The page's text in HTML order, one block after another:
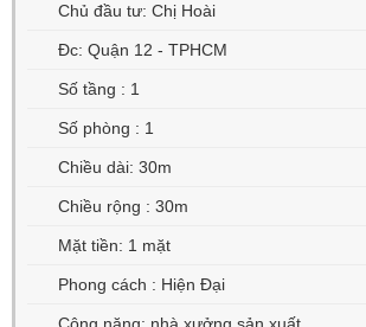
Chủ đầu tư: Chị Hoài
Đc: Quận 12 - TPHCM
Số tầng : 1
Số phòng : 1
Chiều dài: 30m
Chiều rộng : 30m
Mặt tiền: 1 mặt
Phong cách : Hiện Đại